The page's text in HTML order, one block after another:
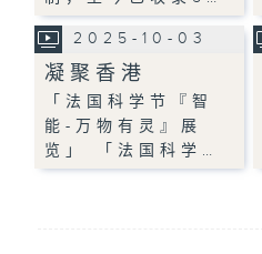
2025-10-03
凝聚香港
「法国科学节『智
能-万物有灵』展
览」 「法国科学…